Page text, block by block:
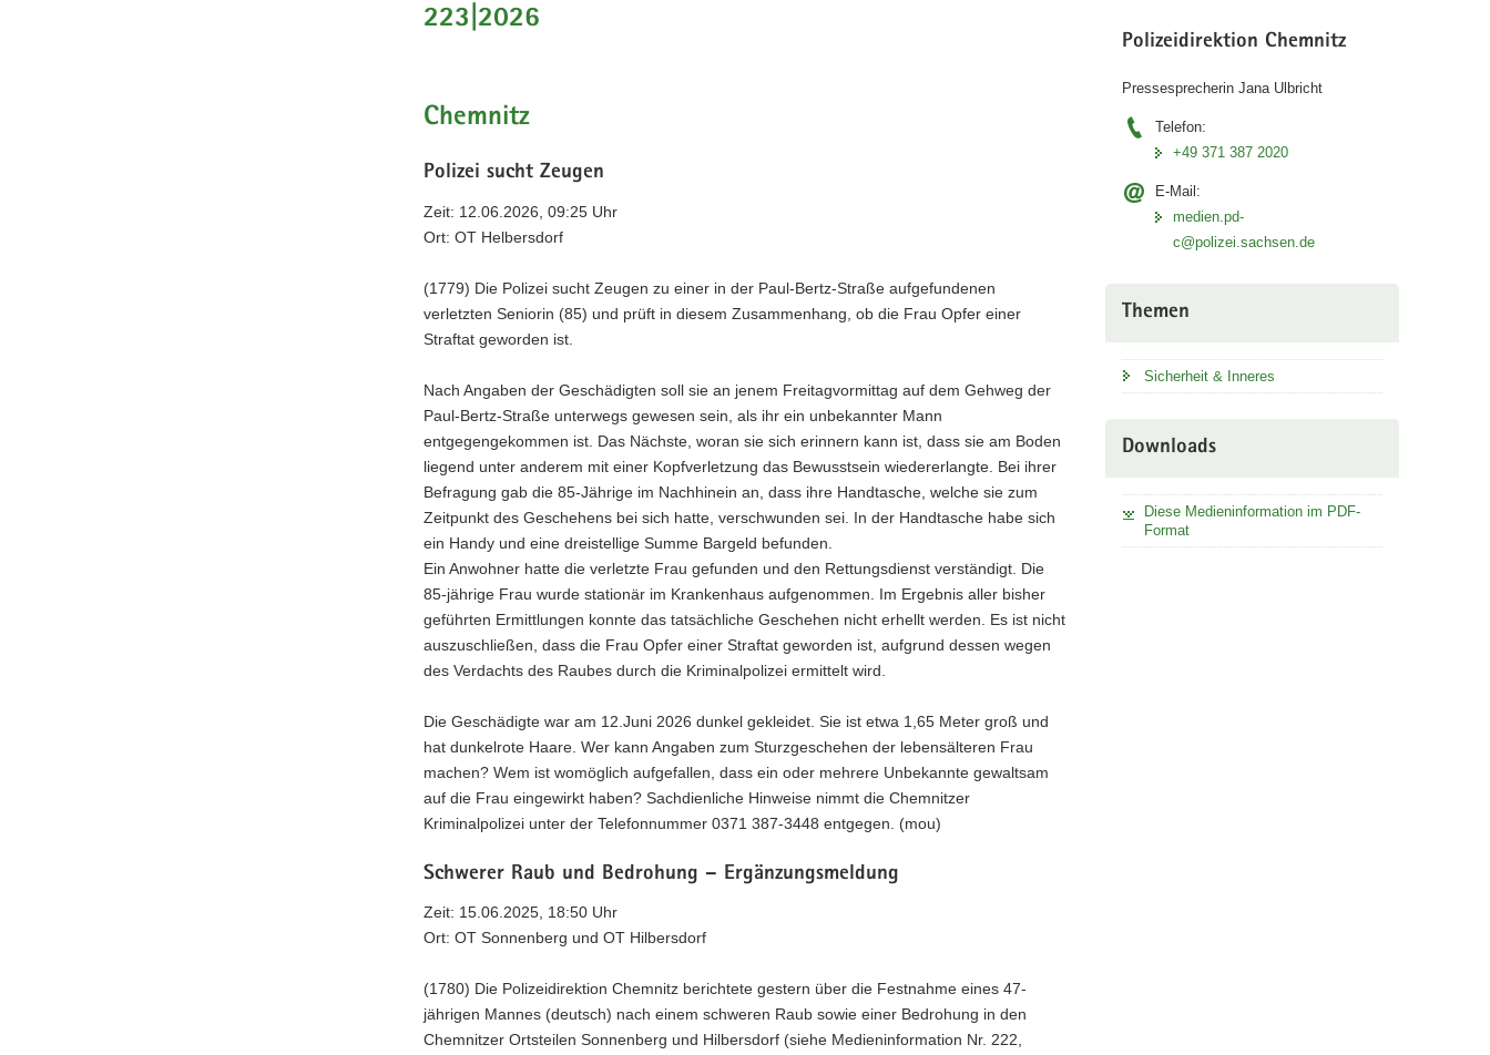
223|2026
Chemnitz
Polizei sucht Zeugen
Zeit: 12.06.2026, 09:25 Uhr
Ort: OT Helbersdorf
(1779) Die Polizei sucht Zeugen zu einer in der Paul-Bertz-Straße aufgefundenen
verletzten Seniorin (85) und prüft in diesem Zusammenhang, ob die Frau Opfer einer
Straftat geworden ist.
Nach Angaben der Geschädigten soll sie an jenem Freitagvormittag auf dem Gehweg der
Paul-Bertz-Straße unterwegs gewesen sein, als ihr ein unbekannter Mann
entgegengekommen ist. Das Nächste, woran sie sich erinnern kann ist, dass sie am Boden
liegend unter anderem mit einer Kopfverletzung das Bewusstsein wiedererlangte. Bei ihrer
Befragung gab die 85-Jährige im Nachhinein an, dass ihre Handtasche, welche sie zum
Zeitpunkt des Geschehens bei sich hatte, verschwunden sei. In der Handtasche habe sich
ein Handy und eine dreistellige Summe Bargeld befunden.
Ein Anwohner hatte die verletzte Frau gefunden und den Rettungsdienst verständigt. Die
85-jährige Frau wurde stationär im Krankenhaus aufgenommen. Im Ergebnis aller bisher
geführten Ermittlungen konnte das tatsächliche Geschehen nicht erhellt werden. Es ist nicht
auszuschließen, dass die Frau Opfer einer Straftat geworden ist, aufgrund dessen wegen
des Verdachts des Raubes durch die Kriminalpolizei ermittelt wird.
Die Geschädigte war am 12.Juni 2026 dunkel gekleidet. Sie ist etwa 1,65 Meter groß und
hat dunkelrote Haare. Wer kann Angaben zum Sturzgeschehen der lebensälteren Frau
machen? Wem ist womöglich aufgefallen, dass ein oder mehrere Unbekannte gewaltsam
auf die Frau eingewirkt haben? Sachdienliche Hinweise nimmt die Chemnitzer
Kriminalpolizei unter der Telefonnummer 0371 387-3448 entgegen. (mou)
Schwerer Raub und Bedrohung – Ergänzungsmeldung
Zeit: 15.06.2025, 18:50 Uhr
Ort: OT Sonnenberg und OT Hilbersdorf
(1780) Die Polizeidirektion Chemnitz berichtete gestern über die Festnahme eines 47-
jährigen Mannes (deutsch) nach einem schweren Raub sowie einer Bedrohung in den
Chemnitzer Ortsteilen Sonnenberg und Hilbersdorf (siehe Medieninformation Nr. 222,
Polizeidirektion Chemnitz
Pressesprecherin Jana Ulbricht
Telefon:
+49 371 387 2020
E-Mail:
medien.pd-
c@polizei.sachsen.de
Themen
Sicherheit & Inneres
Downloads
Diese Medieninformation im PDF-
Format